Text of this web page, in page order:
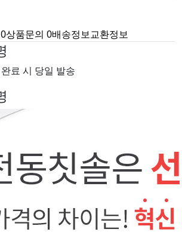
0상품문의 0배송정보교환정보
료 시 당일 발송